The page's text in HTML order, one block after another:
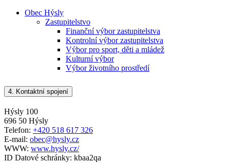
Obec Hýsly
Zastupitelstvo
Finanční výbor zastupitelstva
Kontrolní výbor zastupitelstva
Výbor pro sport, děti a mládež
Kulturní výbor
Výbor životního prostředí
4. Kontaktní spojení
Hýsly 100
696 50 Hýsly
Telefon: +420 518 617 326
E-mail: obec@hysly.cz
WWW: www.hysly.cz/
ID Datové schránky: kbaa2qa